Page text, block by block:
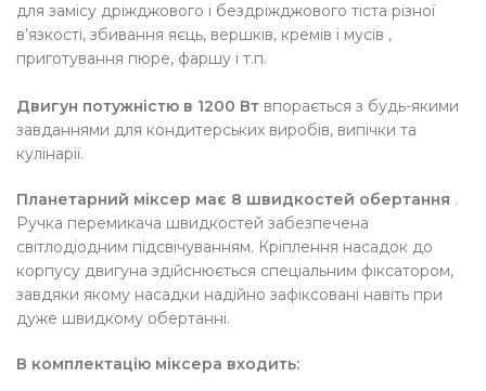
для замісу дріжджового і бездріжджового тіста різної
в’язкості, збивання яєць, вершків, кремів і мусів ,
приготування пюре, фаршу і т.п.
Двигун потужністю в 1200 Вт впорається з будь-якими
завданнями для кондитерських виробів, випічки та
кулінарії.
Планетарний міксер має 8 швидкостей обертання .
Ручка перемикача швидкостей забезпечена
світлодіодним підсвічуванням. Кріплення насадок до
корпусу двигуна здійснюється спеціальним фіксатором,
завдяки якому насадки надійно зафіксовані навіть при
дуже швидкому обертанні.
В комплектацію міксера входить: